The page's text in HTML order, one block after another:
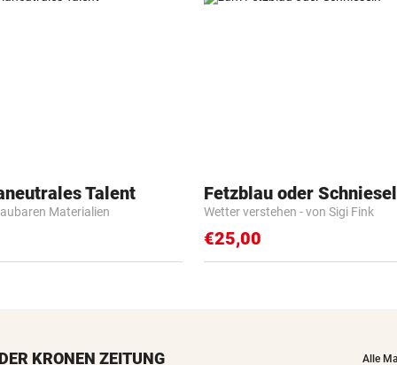
Talent
Materialien
Fetzblau oder
Wetter verstehen - von Sigi Fink
€25,00
KRONEN ZEITUNG Alle